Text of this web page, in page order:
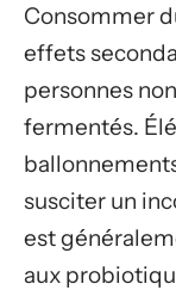
Consommer
effets
personnes
fermentés.
susciter un
est
aux